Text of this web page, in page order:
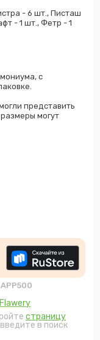
- 6 шт., Писташ
- 1 шт., Фетр - 1
с
представить
могут
APP500
страницу
в поиск